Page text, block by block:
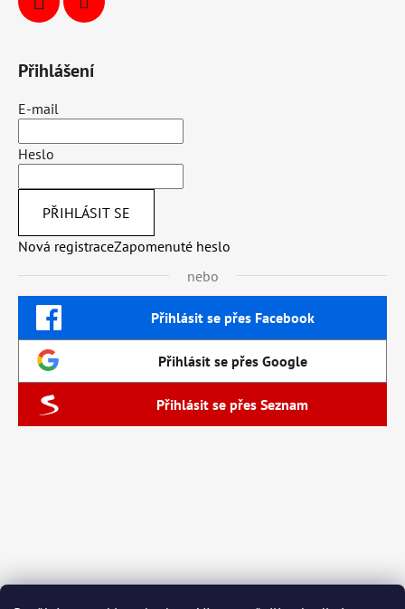
Přihlášení
E-mail
Heslo
PŘIHLÁSIT SE
Nová registraceZapomenuté heslo
nebo
Přihlásit se přes Facebook
Přihlásit se přes Google
Přihlásit se přes Seznam